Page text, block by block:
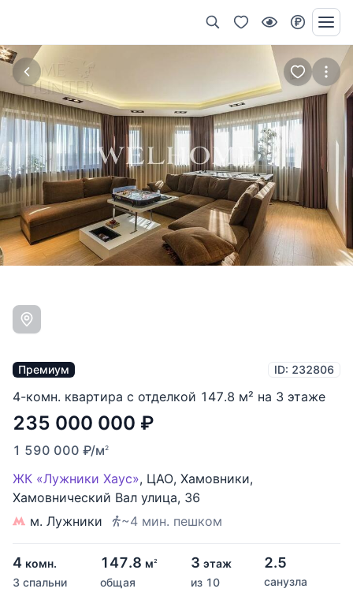
Премиум ID: 232806
4-комн. квартира с отделкой 147.8 м² на 3 этаже
235 000 000 ₽
1 590 000 ₽/м2
ЖК «Лужники Хаус», ЦАО, Хамовники,
Хамовнический Вал улица, 36
м. Лужники
~4 мин. пешком
4 комн.
3 спальни
147.8 м2
общая
3 этаж
из 10
2.5
санузла